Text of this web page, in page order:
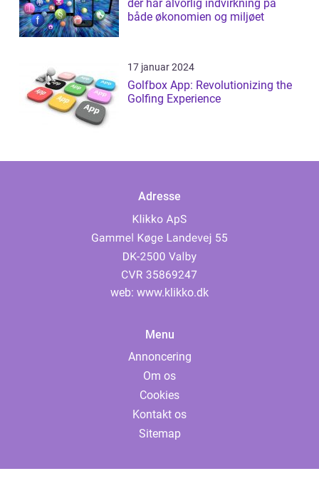
der har alvorlig indvirkning på
både økonomien og miljøet
17 januar 2024
Golfbox App: Revolutionizing the
Golfing Experience
Adresse
web: www.klikko.dk
Menu
Annoncering
Om os
Cookies
Kontakt os
Sitemap